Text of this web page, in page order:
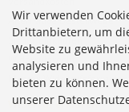
Alternative Bestellwege
Sicher Einkaufen
Widerrufsrecht
Muster-Widerrufsformular
Widerruf erklären
Wir verwenden
Drittanbietern, um
Website zu
analysieren und
bieten zu können.
unserer